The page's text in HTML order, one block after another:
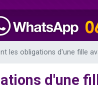
viennent de nous
viennent de nous
les obligations d'une fille
d'une